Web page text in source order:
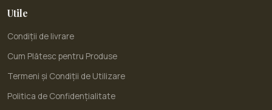
Utile
Condiții de livrare
Cum Plătesc pentru Produse
Termeni și Condiții de Utilizare
Politica de Confidențialitate